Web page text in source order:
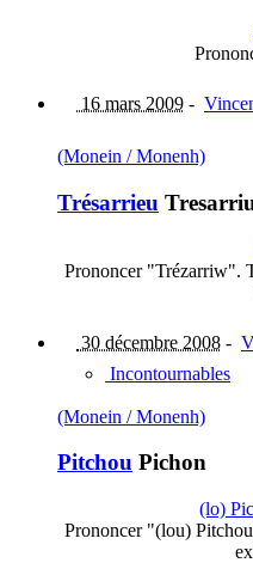
16 mars 2009 -
(Monein / Monenh)
Trésarrieu
Prononcer "Trézarriw".
30 décembre 2008 -
Incontournables
(Monein / Monenh)
Pitchou Pichon
(lo)
Prononcer "(lou)